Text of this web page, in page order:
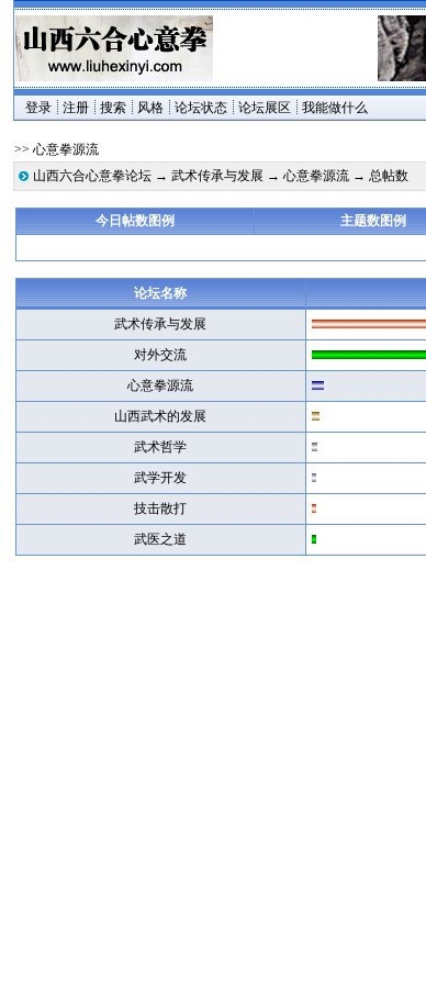
登录 注册 搜索 风格 论坛状态 论坛展区 我能做什么
>> 心意拳源流
山西六合心意拳论坛 →武术传承与发展 →心意拳源流 → 总帖数
今日帖数图例 主题数图例
论坛名称
武术传承与发展
对外交流
心意拳源流
山西武术的发展
武术哲学
武学开发
技击散打
武医之道